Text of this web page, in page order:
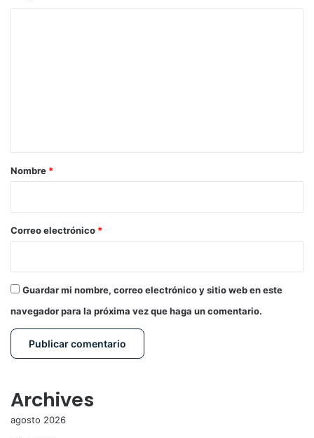
r
*
Nombre *
Correo electrónico *
Guardar mi nombre, correo electrónico y sitio web en este
navegador para la próxima vez que haga un comentario.
Archives
agosto 2026